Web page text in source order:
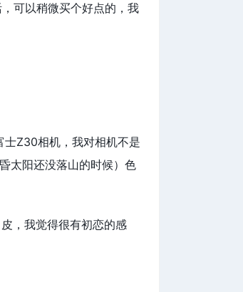
可以稍微买个好点的，我
Z30相机，我对相机不是
太阳还没落山的时候）色
，我觉得很有初恋的感